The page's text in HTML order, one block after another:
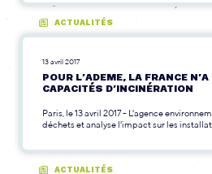
ACTUALITÉS
13 avril 2017
POUR L’ADEME, LA FRANCE
CAPACITÉS D’INCINÉRATION
Paris, le 13 avril 2017 - L'agence
déchets et analyse l'impact sur les
ACTUALITÉS